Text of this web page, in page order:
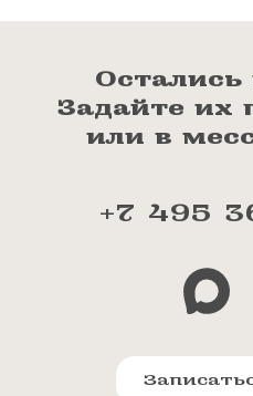
Остались
Задайте их
или в
+7 495